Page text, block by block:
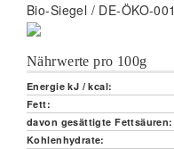
Bio-Siegel / DE-ÖKO-001
Nährwerte pro 100g
Energie kJ / kcal:
Fett:
davon gesättigte Fettsäuren:
Kohlenhydrate: